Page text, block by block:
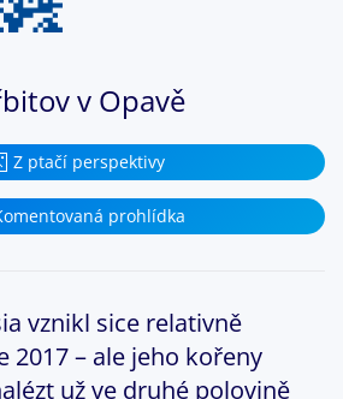
v Opavě
Z ptačí perspektivy
prohlídka
vznikl sice relativně
2017 – ale jeho kořeny
už ve druhé polovině